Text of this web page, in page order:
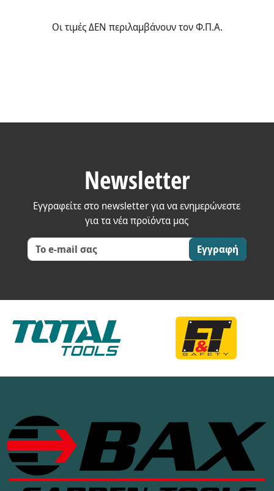
Οι τιμές ΔΕΝ περιλαμβάνουν τον Φ.Π.Α.
Newsletter
Εγγραφείτε στο newsletter για να ενημερώνεστε
για τα νέα προϊόντα μας
Εγγραφή